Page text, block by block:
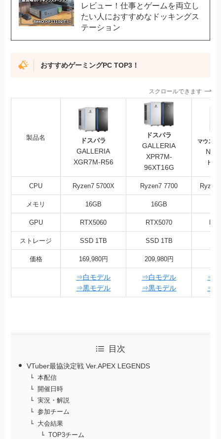
レビュー！仕事とゲームを両立し
たい人におすすめなドッキングス
テーション
おすすめゲーミングPC TOP3！
スクロールできます
製品名 ドスパラ
GALLERIA
XGR7M-R56
ドスパラ
GALLERIA
XPR7M-
96XT16G
マウスコ
CPU Ryzen7 5700X Ryzen7 7700
メモリ 16GB 16GB
GPU RTX5060 RTX5070
ストレージ SSD 1TB SSD 1TB
価格 169,980円 209,980円
⇒白モデル
⇒黒モデル
⇒白モデル
⇒黒モデル
⇒
⇒
目次
VTuber最協決定戦 Ver.APEX LEGENDS
本配信
開催日時
実況・解説
参加チーム
大会結果
TOP3チーム